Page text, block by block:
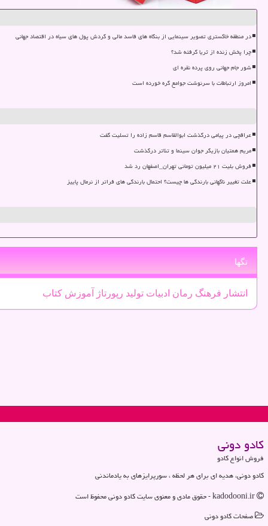
در منطقه خاکستری تصویر سینمایی از بنگاه های فاسد مالی و گردش پول های سیاه در اقتصاد جهانی
چرا پخش زنده از ثریا گرفته شد؟
شور جام جهانی روی پرده نقره ای
امروز ارتباطات با سرنوشت جوامع گره خورده است
عراقچی در پیامی درگذشت ابوالقاسم قاسم زاده را تسلیت گفت
مریم همتیان بازیگر جوان سینما و تئاتر درگذشت
فروش بلیت ۲۱ میلیون تومانی تهران_اصفهان رد شد
علت تغییر ناگهانی بارندگی ها چیست؟ احتمال بارندگی های فراتر از نرمال پاییز
تگها
انتشار فرهنگ رمان ادبیات تولید رپورتاژ آموزش كتاب
كادو دونی
فروش انواع کادو
کادو دونی، هدیه ای برای هر لحظه ، سورپرایزهای به یادماندنی
صفحات كادو دونی